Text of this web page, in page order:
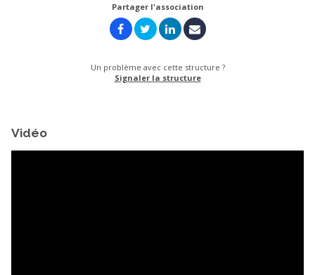
Partager l'association
Un problème avec cette structure ?
Signaler la structure
Vidéo